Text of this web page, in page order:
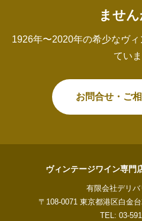
ません
1926年〜2020年の希少なヴ
てい
お問合せ・ご
ヴィンテージワイン専門
有限会社デリ
〒108-0071 東京都港区白金
TEL: 03-